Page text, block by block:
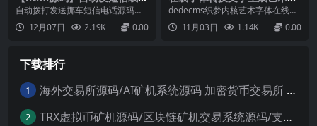
拨打电话的挪车源码
自动拨打发送挪车短信电话源码纯h
tml临时停车挪车网站源码，编辑源
码页面内容上传即可使用！分为两
弹到拨号界面，并自动输入手机
号。第二套：自动短信访问自动弹
到短信界面，并自动输入短信...
12月07日 2.19K 0.00
系统源码-支持自己添加字体/
在线艺术字体转换器
dedecms织梦内核艺术字体在线生
成，在线转换，在线设计源码定制
带全部数据版本程序为客户定制带
但是基本都是以ht...
11月03日 1.14K 0.00
下载排行
1 海外交易所源码/AI矿机系统源码 加密货币交易所 智能交易所源码
2 TRX虚拟币矿机源码/区块链矿机交易系统源码/支持 4国语言+usdt充值+搭建视频教程